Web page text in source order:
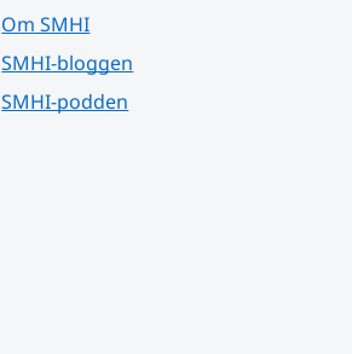
Om SMHI
SMHI-bloggen
SMHI-podden